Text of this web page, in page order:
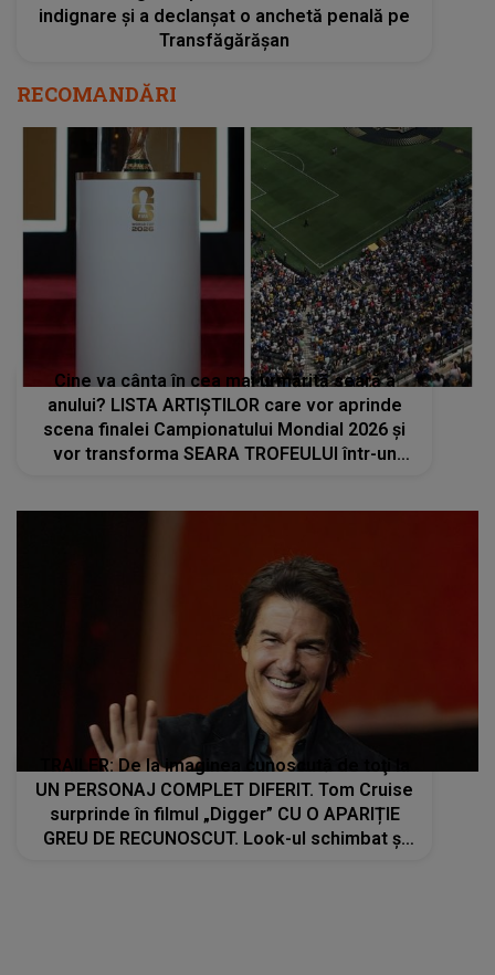
indignare și a declanșat o anchetă penală pe
Transfăgărășan
RECOMANDĂRI
Cine va cânta în cea mai urmărită seară a
anului? LISTA ARTIȘTILOR care vor aprinde
scena finalei Campionatului Mondial 2026 și
vor transforma SEARA TROFEULUI într-un
TRAILER: De la imaginea cunoscută de toţi la
UN PERSONAJ COMPLET DIFERIT. Tom Cruise
surprinde în filmul „Digger” CU O APARIȚIE
GREU DE RECUNOSCUT. Look-ul schimbat şi